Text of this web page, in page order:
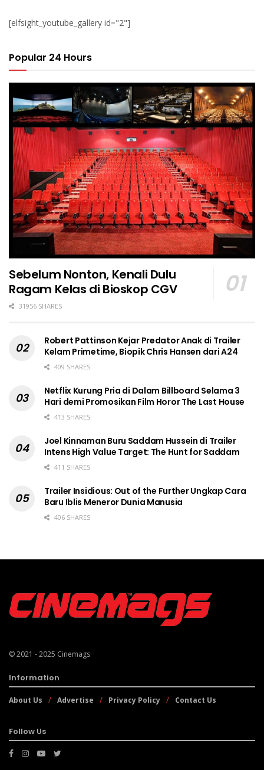
[elfsight_youtube_gallery id="2"]
Popular 24 Hours
Sebelum Nonton, Kenali Dulu
Ragam Kelas di Bioskop CGV
31956 SHARES
Robert Pattinson Kejar Predator Anak di Trailer
Kelam Primetime, Biopik Chris Hansen dari A24
409 SHARES
Netflix Kurung Pria di Dalam Billboard Selama 3
Hari demi Promosikan Film Horor The Last House
413 SHARES
Joel Kinnaman Buru Saddam Hussein di Trailer
Intens High Value Target: The Hunt for Saddam
411 SHARES
Trailer Insidious: Out of the Further Ungkap Cara
Baru Iblis Meneror Dunia Manusia
406 SHARES
© 2021 - 2025 Cinemags
Information
About Us Advertise Privacy Policy Contact Us
Follow Us